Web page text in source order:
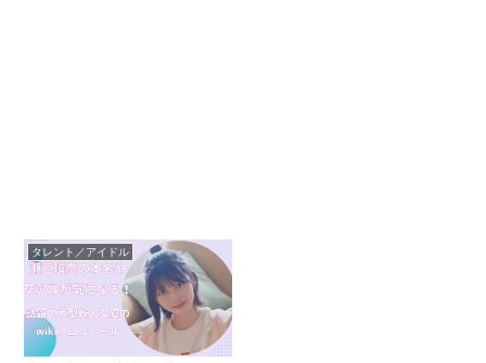
タレント／アイドル